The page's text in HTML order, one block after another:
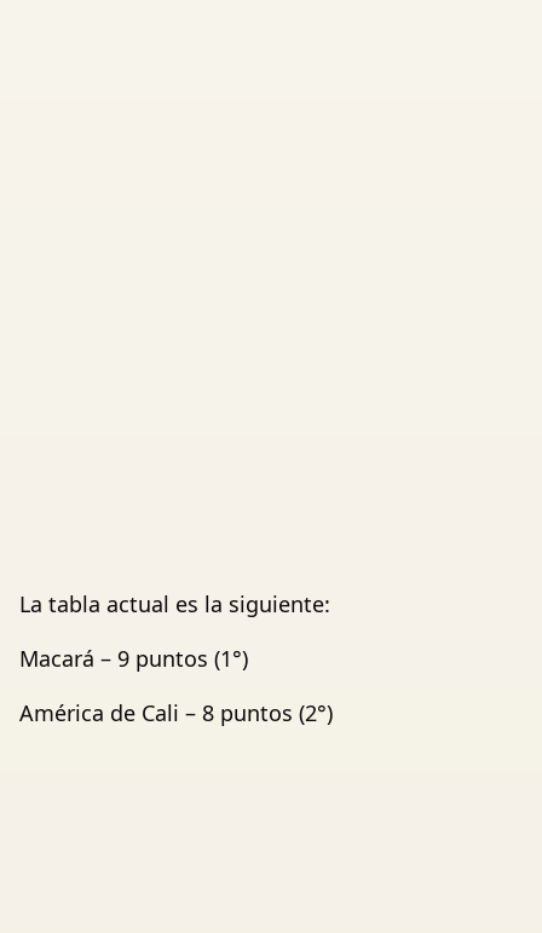
La tabla actual es la siguiente:
Macará – 9 puntos (1°)
América de Cali – 8 puntos (2°)